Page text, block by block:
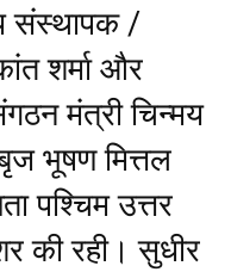
संस्थापक /
शर्मा और
मंत्री चिन्मय
बृज भूषण मित्तल
पश्चिम उत्तर
की रही। सुधीर